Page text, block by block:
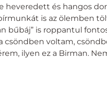
heveredett és hangos
is az ölemben
bűbáj” is roppantul
voltam,
ilyen ez a Birman.